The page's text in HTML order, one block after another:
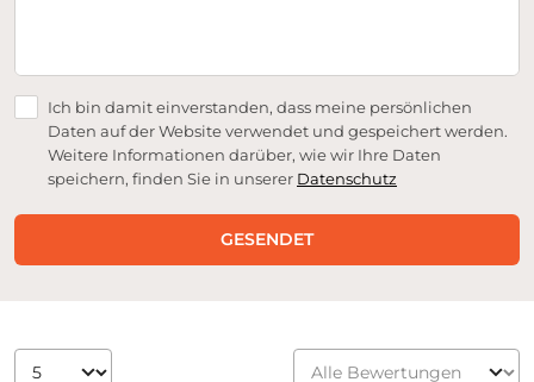
Ich bin damit einverstanden, dass meine persönlichen
Daten auf der Website verwendet und gespeichert werden.
Weitere Informationen darüber, wie wir Ihre Daten
speichern, finden Sie in unserer Datenschutz
GESENDET